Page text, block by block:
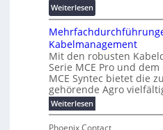
n
z
f
r
d
e
r
u
n
g
b
d
z
u
m
E
n
e
r
g
e
n
t
w
i
c
k
e
l
Weiterlesen:
R
e
k
o
r
d
b
e
t
Kabelmanagement
Mit den robusten
Serie MCE Pro und
MCE Syntec bietet die
gehörende Agro
Weiterlesen:
M
Phoenix Contact